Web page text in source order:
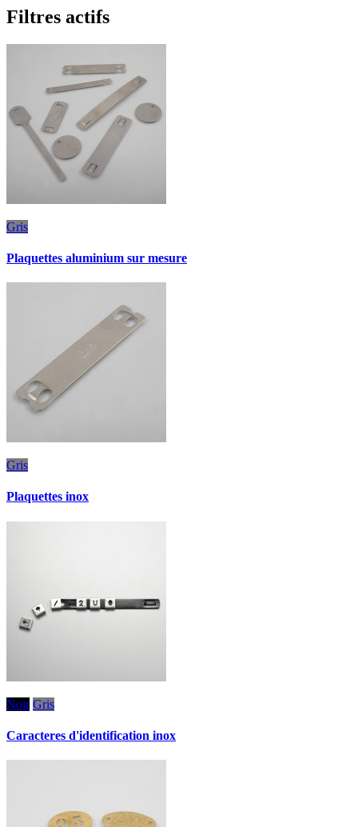
Filtres actifs
Gris
Plaquettes aluminium sur mesure
Gris
Plaquettes inox
Noir Gris
Caracteres d'identification inox